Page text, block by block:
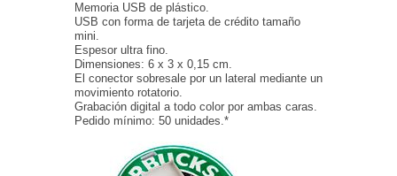
Memoria USB de plástico.
USB con forma de tarjeta de crédito tamaño
mini.
Espesor ultra fino.
Dimensiones: 6 x 3 x 0,15 cm.
El conector sobresale por un lateral mediante un
movimiento rotatorio.
Grabación digital a todo color por ambas caras.
Pedido mínimo: 50 unidades.*